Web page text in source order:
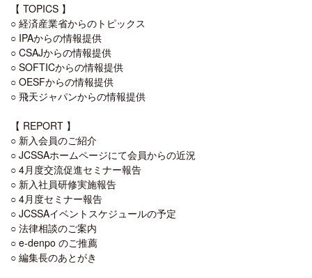
【 TOPICS 】
○ 経済産業省からのトピックス
○ IPAからの情報提供
○ CSAJからの情報提供
○ SOFTICからの情報提供
○ OESFからの情報提供
○ 飛天ジャパンからの情報提供
【 REPORT 】
○ 新入会員のご紹介
○ JCSSAホームページにて会員からの近況
○ 4月度交流促進セミナー報告
○ 新入社員研修実施報告
○ 4月度セミナー報告
○ JCSSAイベントスケジュールの予定
○ 法律相談のご案内
○ e-denpo のご推薦
○ 編集長のあとがき